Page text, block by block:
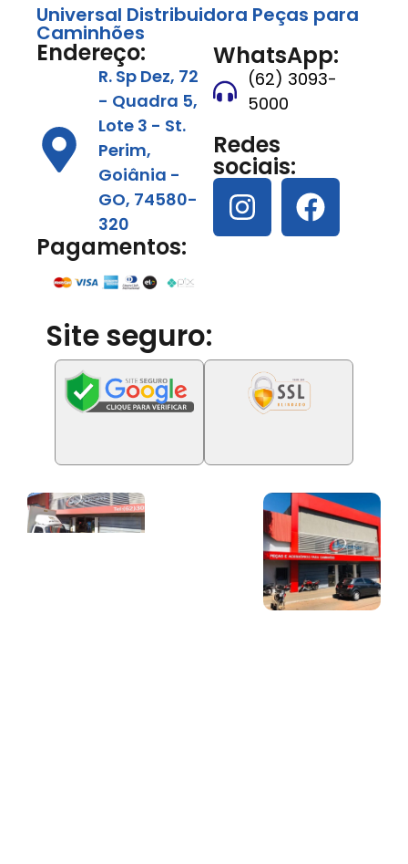
Universal Distribuidora Peças para
Caminhões
Endereço:
R. Sp Dez, 72
- Quadra 5,
Lote 3 - St.
Perim,
Goiânia -
GO, 74580-
320
Pagamentos:
WhatsApp:
(62) 3093-
5000
Redes
sociais:
Site seguro: